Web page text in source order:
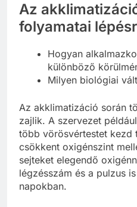
Az
folyamatai
Hogyan
különböző
Milyen biológiai
Az akklimatizáció során
zajlik. A szervezet
több vörösvértestet kezd
csökkent oxigénszint
sejteket elegendő
légzésszám és a pulzus
napokban.